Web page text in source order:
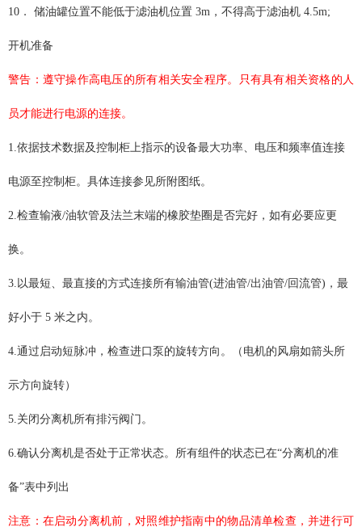
10． 储油罐位置不能低于滤油机位置 3m，不得高于滤油机 4.5m;
开机准备
警告：遵守操作高电压的所有相关安全程序。只有具有相关资格的人
员才能进行电源的连接。
1.依据技术数据及控制柜上指示的设备最大功率、电压和频率值连接
电源至控制柜。具体连接参见所附图纸。
2.检查输液/油软管及法兰末端的橡胶垫圈是否完好，如有必要应更
换。
3.以最短、最直接的方式连接所有输油管(进油管/出油管/回流管)，最
好小于 5 米之内。
4.通过启动短脉冲，检查进口泵的旋转方向。（电机的风扇如箭头所
示方向旋转）
5.关闭分离机所有排污阀门。
6.确认分离机是否处于正常状态。所有组件的状态已在“分离机的准
备”表中列出
注意：在启动分离机前，对照维护指南中的物品清单检查，并进行可